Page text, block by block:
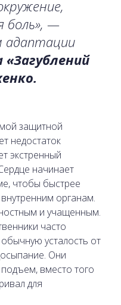
боль», —
адаптации
защитной
недостаток
экстренный
начинает
чтобы быстрее
органам.
и учащенным.
часто
усталость от
Они
вместо того
для